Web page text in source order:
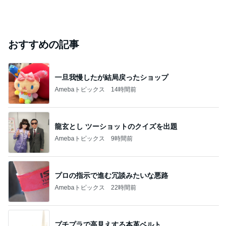
おすすめの記事
一旦我慢したが結局戻ったショップ
Amebaトピックス 14時間前
龍玄とし ツーショットのクイズを出題
Amebaトピックス 9時間前
プロの指示で進む冗談みたいな悪路
Amebaトピックス 22時間前
プチプラで高見えする本革ベルト